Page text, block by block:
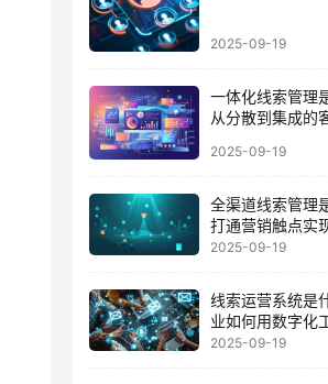
2025-09-19
一体化线索管理
从分散到集成的
2025-09-19
全渠道线索管理
打通营销触点实
据运营的路径
2025-09-19
线索运营系统是
业如何用数字化
客户全周期
2025-09-19